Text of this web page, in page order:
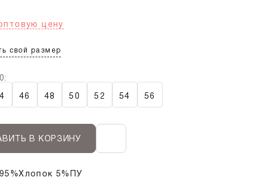
цену
свой размер
46 48 50 52 54 56
В КОРЗИНУ
95%Хлопок 5%ПУ